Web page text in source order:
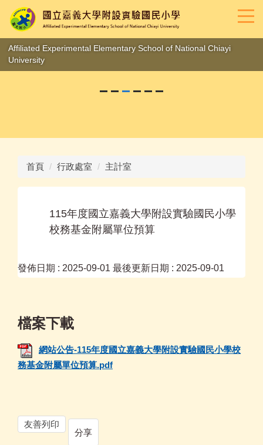
到
要
內
容
Affiliated Experimental Elementary School of National Chiayi
University
首頁 行政處室 主計室
115年度國立嘉義大學附設實驗國民小學
校務基金附屬單位預算
發佈日期 : 2025-09-01 最後更新日期 : 2025-09-01
網站公告-115年度國立嘉義大學附設實驗國民小學校
務基金附屬單位預算.pdf
友善列印
分享